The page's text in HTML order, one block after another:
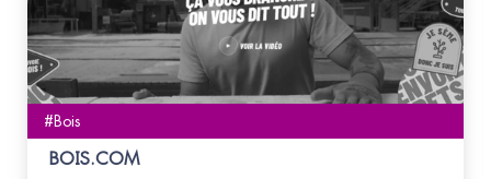
#Bois
BOIS.COM